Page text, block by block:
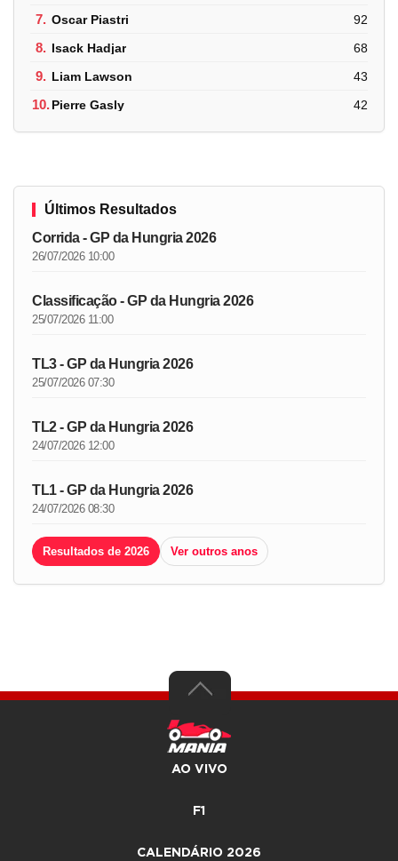
7. Oscar Piastri 92
8. Isack Hadjar 68
9. Liam Lawson 43
10.Pierre Gasly 42
Últimos Resultados
Corrida - GP da Hungria 2026
26/07/2026 10:00
Classificação - GP da Hungria 2026
25/07/2026 11:00
TL3 - GP da Hungria 2026
25/07/2026 07:30
TL2 - GP da Hungria 2026
24/07/2026 12:00
TL1 - GP da Hungria 2026
24/07/2026 08:30
Resultados de 2026 Ver outros anos
AO VIVO
F1
CALENDÁRIO 2026